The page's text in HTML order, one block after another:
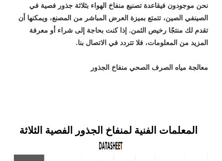
نحن موجودون فيقاعدة تصنيع منفاخ الهواء بثلاثة جذور فصية في
الصينفي الصين، تتمتع بميزة العرض المباشر من المصنع، ويمكنها أن
تقدم لك منتجًا رخيص الثمن. إذا كنت بحاجة إلى شراء أو معرفة
المزيد من المعلومات، فلا تتردد في الاتصال بنا.
معالجة مياه الصرف الصحي منفاخ الجذور
المعلمات الفنية لمنفاخ الجذور الفصية الثلاثة